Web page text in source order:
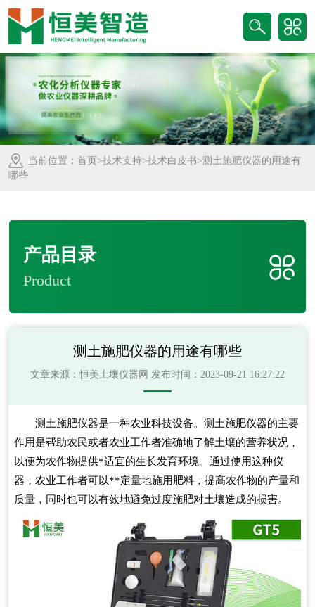
当前位置： 首页 >技术支持>技术白皮书>测土施肥仪器的用途有
哪些
产品目录
Product
测土施肥仪器的用途有哪些
文章来源：恒美土壤仪器网 发布时间：2023-09-21 16:27:22
测土施肥仪器是一种农业科技设备。测土施肥仪器的主要
作用是帮助农民或者农业工作者准确地了解土壤的营养状况，
以便为农作物提供*适宜的生长发育环境。通过使用这种仪
器，农业工作者可以**定量地施用肥料，提高农作物的产量和
质量，同时也可以有效地避免过度施肥对土壤造成的损害。